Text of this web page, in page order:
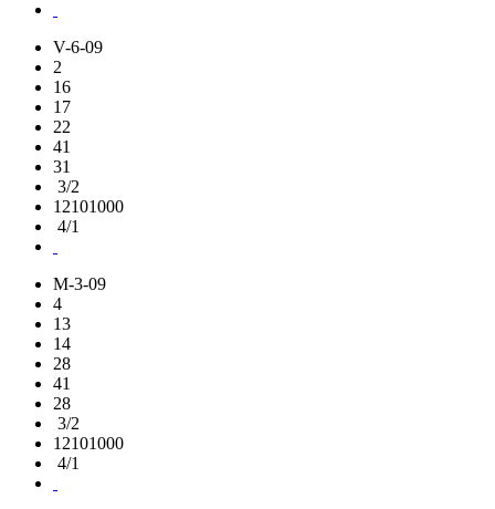
V-6-09
2
16
17
22
41
31
3/2
12101000
4/1
M-3-09
4
13
14
28
41
28
3/2
12101000
4/1